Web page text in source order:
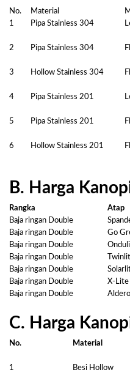
No. Material
1
Pipa Stainless 304
2
Pipa Stainless 304
3
Hollow Stainless 304
4
Pipa Stainless 201
5
Pipa Stainless 201
6
Hollow Stainless 201
B. Harga
Rangka Atap
Baja ringan Double
Baja ringan Double
Go
Baja ringan Double
Baja ringan Double
Baja ringan Double
Baja ringan Double
X-Lite
Baja ringan Double
C. Harga
No. Material
1 Besi Hollow